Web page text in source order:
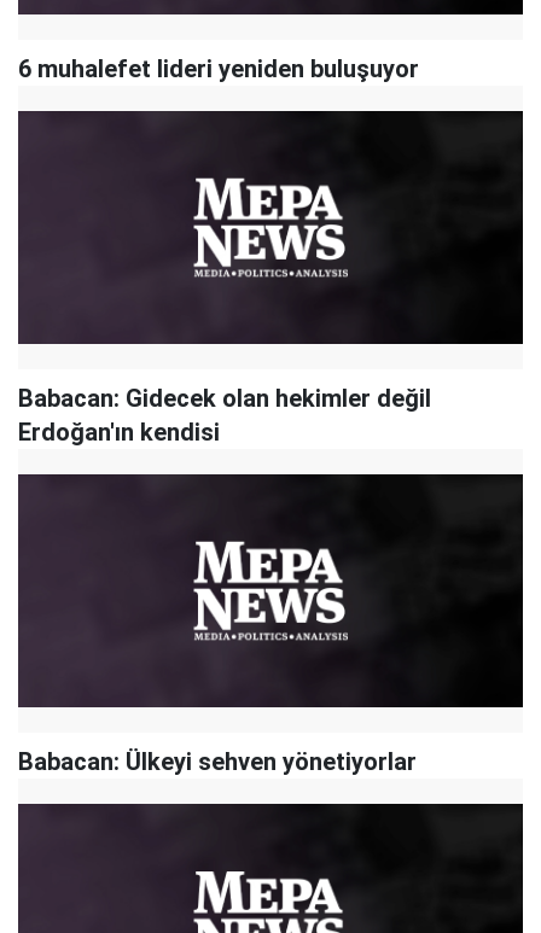
6 muhalefet lideri yeniden buluşuyor
Babacan: Gidecek olan hekimler değil
Erdoğan'ın kendisi
Babacan: Ülkeyi sehven yönetiyorlar